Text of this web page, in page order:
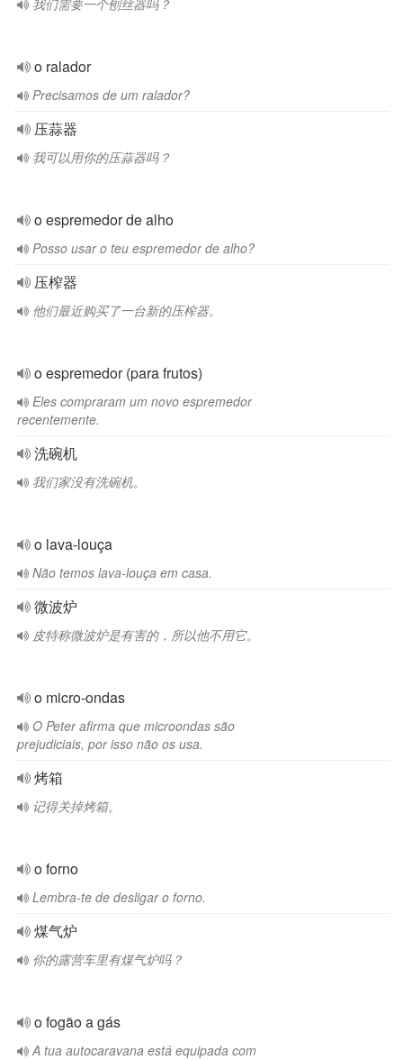
我们需要一个刨丝器吗？
o ralador
Precisamos de um ralador?
压蒜器
我可以用你的压蒜器吗？
o espremedor de alho
Posso usar o teu espremedor de alho?
压榨器
他们最近购买了一台新的压榨器。
o espremedor (para frutos)
Eles compraram um novo espremedor
recentemente.
洗碗机
我们家没有洗碗机。
o lava-louça
Não temos lava-louça em casa.
微波炉
皮特称微波炉是有害的，所以他不用它。
o micro-ondas
O Peter afirma que microondas são
prejudiciais, por isso não os usa.
烤箱
记得关掉烤箱。
o forno
Lembra-te de desligar o forno.
煤气炉
你的露营车里有煤气炉吗？
o fogão a gás
A tua autocaravana está equipada com